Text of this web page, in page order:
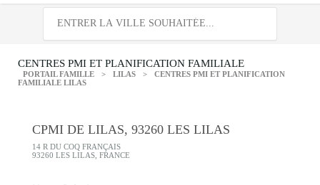
CENTRES PMI ET PLANIFICATION FAMILIALE
PORTAIL FAMILLE > LILAS >
CENTRES PMI ET PLANIFICATION
FAMILIALE LILAS
CPMI DE LILAS, 93260 LES LILAS
14 R DU COQ FRANÇAIS
93260 LES LILAS, FRANCE